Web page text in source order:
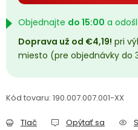
Podmienky ochrany
Přihlášení
Objednajte do 15:00 a
Doprava už od €4,19! pri
miesto (pre objednávky do
Kód tovaru: 190.007.007.001-XX
Tlač Opýtať sa